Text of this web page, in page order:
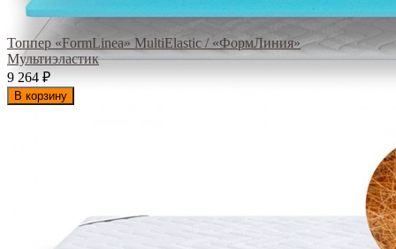
Топпер «FormLinea» MultiElastic / «ФормЛиния»
Мультиэластик
9 264 ₽
В корзину